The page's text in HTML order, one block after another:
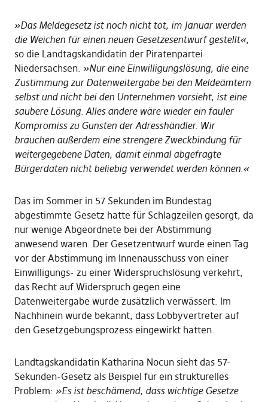
»Das Meldegesetz ist noch nicht tot, im Januar werden
die Weichen für einen neuen Gesetzesentwurf gestellt«,
so die Landtagskandidatin der Piratenpartei
Niedersachsen. »Nur eine Einwilligungslösung, die eine
Zustimmung zur Datenweitergabe bei den Meldeämtern
selbst und nicht bei den Unternehmen vorsieht, ist eine
saubere Lösung. Alles andere wäre wieder ein fauler
Kompromiss zu Gunsten der Adresshändler. Wir
brauchen außerdem eine strengere Zweckbindung für
weitergegebene Daten, damit einmal abgefragte
Bürgerdaten nicht beliebig verwendet werden können.«
Das im Sommer in 57 Sekunden im Bundestag
abgestimmte Gesetz hatte für Schlagzeilen gesorgt, da
nur wenige Abgeordnete bei der Abstimmung
anwesend waren. Der Gesetzentwurf wurde einen Tag
vor der Abstimmung im Innenausschuss von einer
Einwilligungs- zu einer Widerspruchslösung verkehrt,
das Recht auf Widerspruch gegen eine
Datenweitergabe wurde zusätzlich verwässert. Im
Nachhinein wurde bekannt, dass Lobbyvertreter auf
den Gesetzgebungsprozess eingewirkt hatten.
Landtagskandidatin Katharina Nocun sieht das 57-
Sekunden-Gesetz als Beispiel für ein strukturelles
Problem: »Es ist beschämend, dass wichtige Gesetze